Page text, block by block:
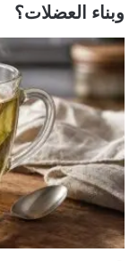
وبناء العضلات؟